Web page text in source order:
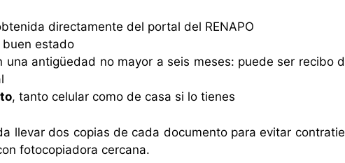
directamente del portal del RENAPO
buen estado
una antigüedad no mayor a seis meses: puede ser recibo
, tanto celular como de casa si lo tienes
llevar dos copias de cada documento para evitar
fotocopiadora cercana.